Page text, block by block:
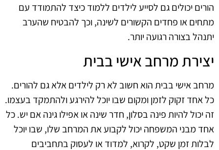
הורים יכולים גם לסייע לילדים ללמוד כיצד להתמודד עם
מתחים או פחדים הקשורים לשינה, וכך להבטיח שהערב
יתנהל בצורה רגועה יותר.
יצירת מרחב אישי בבית
מרחב אישי בבית הוא חשוב לא רק לילדים אלא גם להורים.
כל אחד זקוק לזמן ומקום שבו יוכל להירגע ולהתמקד בעצמו.
זה יכול להיות פינה בסלון, חדר שינה או אפילו גינה אם יש. כל
אחד מבני המשפחה יכול לקבוע את המרחב שלו, שבו יוכל
לבלות זמן שקט, לקרוא, למדוד או לעסוק בתחביבים